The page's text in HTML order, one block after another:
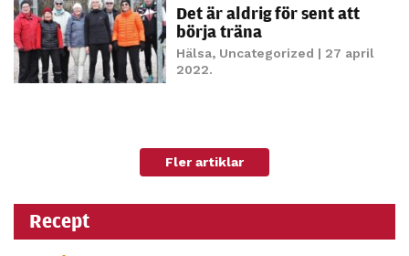
Det är aldrig för sent att
börja träna
Hälsa, Uncategorized | 27 april
2022.
Fler artiklar
Recept